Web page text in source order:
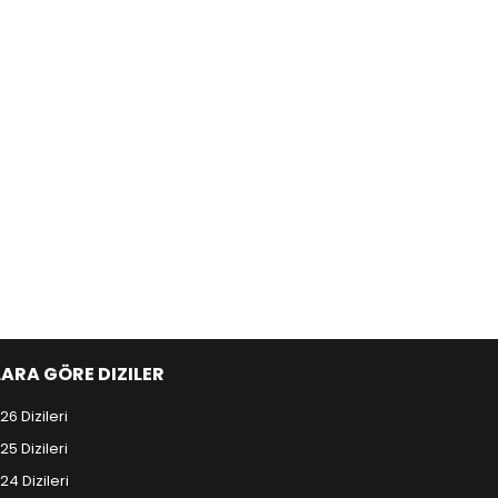
GÖRE DIZILER
Dizileri
Dizileri
Dizileri